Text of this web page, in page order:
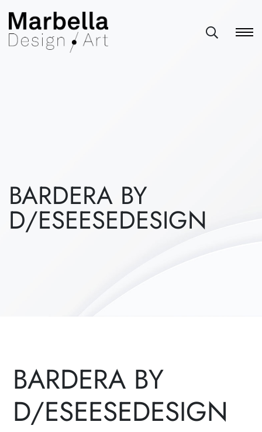
BARDERA BY
D/ESEESEDESIGN
BARDERA BY
D/ESEESEDESIGN